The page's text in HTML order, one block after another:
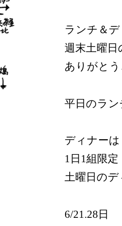
ランチ＆
週末土曜
ありがとう
平日のラン
ディナーは
1日1組限定
土曜日の
6/21.28日